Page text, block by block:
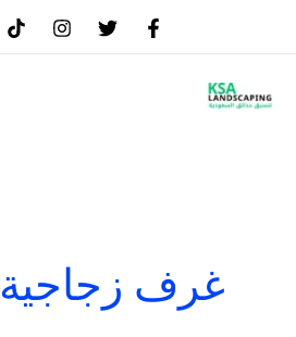
غرف زجاجية